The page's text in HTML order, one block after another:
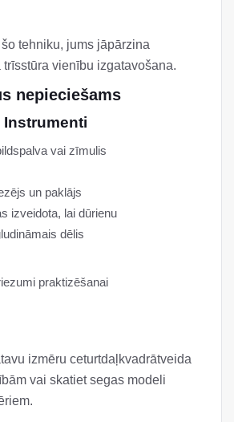
tehniku, jums jāpārzina
vienību izgatavošana.
nepieciešams
vai zīmulis
un paklājs
izveidota, lai dūrienu
dēlis
praktizēšanai
izmēru ceturtdaļkvadrātveida
vai skatiet segas modeli